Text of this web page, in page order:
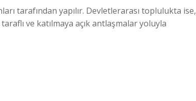
tarafından yapılır. Devletlerarası toplulukta ise,
ve katılmaya açık antlaşmalar yoluyla